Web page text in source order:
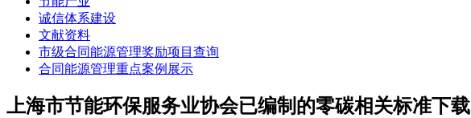
诚信体系建设
文献资料
市级合同能源管理奖励项目查询
合同能源管理重点案例展示
上海市节能环保服务业协会已编制的零碳相关标准下载